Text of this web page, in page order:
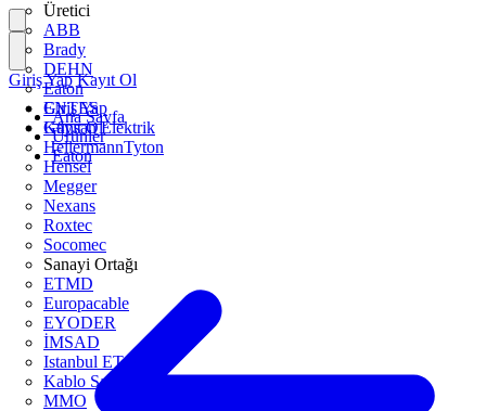
Üretici
ABB
Brady
DEHN
Eaton
ENTES
Günsan Elektrik
HellermannTyton
Hensel
Megger
Nexans
Roxtec
Socomec
Sanayi Ortağı
ETMD
Europacable
EYODER
İMSAD
Istanbul ETO
Kablo Sanayicileri Derneği
MMO
Giriş Yap
Kayıt Ol
Giriş Yap Kayıt Ol
Ana Sayfa
Ürünler
Eaton